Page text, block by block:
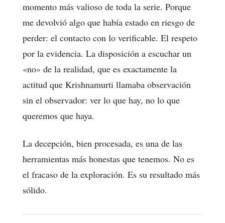
momento más valioso de toda la serie. Porque
me devolvió algo que había estado en riesgo de
perder: el contacto con lo verificable. El respeto
por la evidencia. La disposición a escuchar un
«no» de la realidad, que es exactamente la
actitud que Krishnamurti llamaba observación
sin el observador: ver lo que hay, no lo que
queremos que haya.
La decepción, bien procesada, es una de las
herramientas más honestas que tenemos. No es
el fracaso de la exploración. Es su resultado más
sólido.